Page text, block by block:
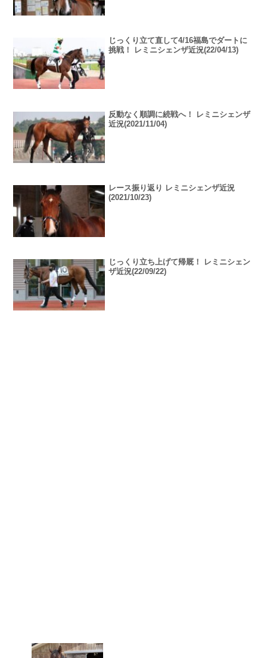
じっくり立て直して4/16福島でダートに
挑戦！ レミニシェンザ近況(22/04/13)
反動なく順調に続戦へ！ レミニシェンザ
近況(2021/11/04)
レース振り返り レミニシェンザ近況
(2021/10/23)
じっくり立ち上げて帰厩！ レミニシェン
ザ近況(22/09/22)